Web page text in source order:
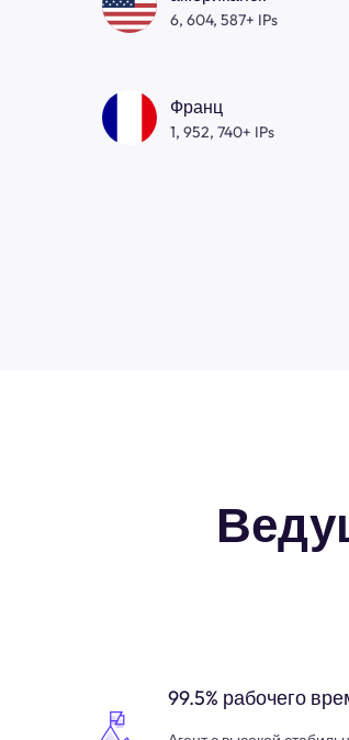
6, 604, 587+ IPs
Франц
1, 952, 740+ IPs
99.5% рабочего